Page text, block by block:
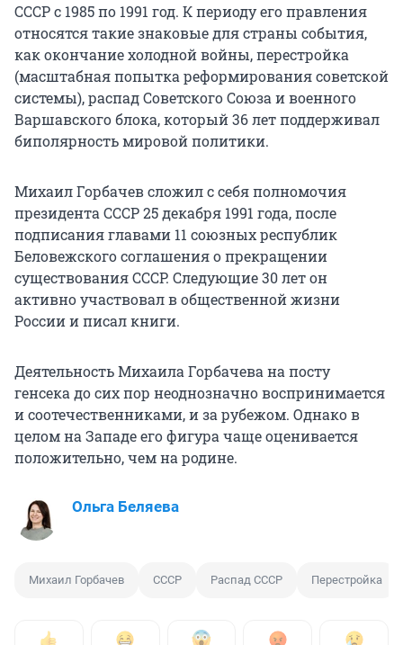
СССР с 1985 по 1991 год. К периоду его правления
относятся такие знаковые для страны события,
как окончание холодной войны, перестройка
(масштабная попытка реформирования советской
системы), распад Советского Союза и военного
Варшавского блока, который 36 лет поддерживал
биполярность мировой политики.
Михаил Горбачев сложил с себя полномочия
президента СССР 25 декабря 1991 года, после
подписания главами 11 союзных республик
Беловежского соглашения о прекращении
существования СССР. Следующие 30 лет он
активно участвовал в общественной жизни
России и писал книги.
Деятельность Михаила Горбачева на посту
генсека до сих пор неоднозначно воспринимается
и соотечественниками, и за рубежом. Однако в
целом на Западе его фигура чаще оценивается
положительно, чем на родине.
Ольга Беляева
Михаил Горбачев СССР Распад СССР Перестройка